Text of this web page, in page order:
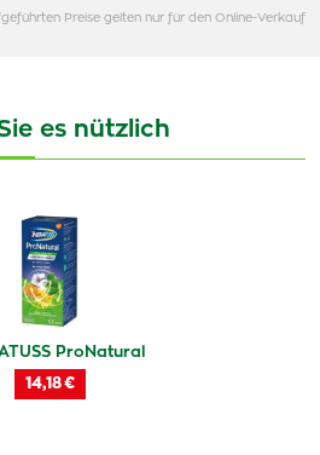
Preise gelten nur für den Online-Verkauf
es nützlich
ProNatural
14,18 €